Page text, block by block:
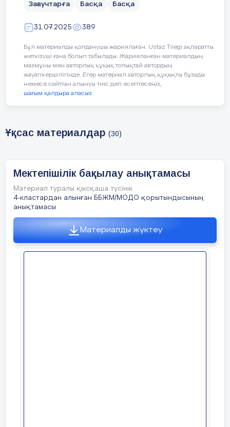
Қорытынды:
№77 мектеп мұғалімдерінің күнтізбелік-
тақырыптық жоспарлары ҚР Оқу-ағарту
министрінің №399 бұйрығымен бекітілген
үлгілік оқу бағдарламасына толық сәйкес
келеді.
Тексерген:
Аты-жөні:
Кармысова Н.О, Басауова
С.С
Завучтарға Басқа Басқа
31.07.2025 389
Бұл материалды қолданушы жариялаған. Ustaz Tilegi ақпаратты
жеткізуші ғана болып табылады. Жарияланған материалдың
мазмұны мен авторлық құқық толықтай автордың
жауапкершілігінде. Егер материал авторлық құқықты бұзады
немесе сайттан алынуы тиіс деп есептесеңіз,
шағым қалдыра аласыз
Ұқсас материалдар (30)
Мектепішілік бақылау анықтамасы
Материал туралы қысқаша түсінік
4-кластардан алынған ББЖМ/МОДО қорытындысының
анықтамасы
Материалды жүктеу